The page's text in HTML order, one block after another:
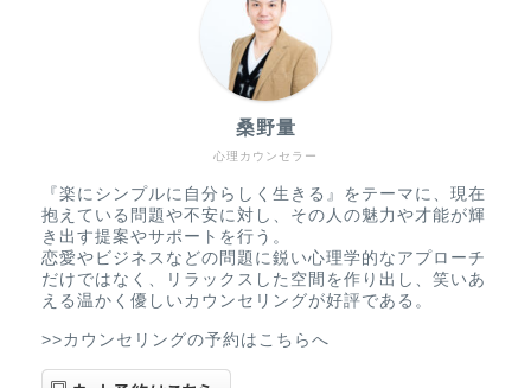
心理カウンセラー
桑野量
『楽にシンプルに自分らしく生きる』をテーマに、現在
抱えている問題や不安に対し、その人の魅力や才能が輝
き出す提案やサポートを行う。
恋愛やビジネスなどの問題に鋭い心理学的なアプローチ
だけではなく、リラックスした空間を作り出し、笑いあ
える温かく優しいカウンセリングが好評である。
>>カウンセリングの予約はこちらへ